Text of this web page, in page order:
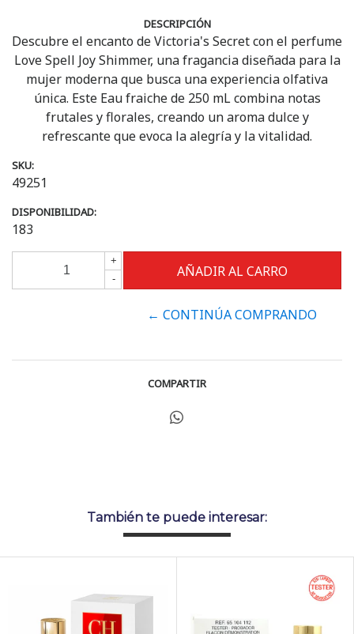
DESCRIPCIÓN
Descubre el encanto de Victoria's Secret con el perfume
Love Spell Joy Shimmer, una fragancia diseñada para la
mujer moderna que busca una experiencia olfativa
única. Este Eau fraiche de 250 mL combina notas
frutales y florales, creando un aroma dulce y
refrescante que evoca la alegría y la vitalidad.
SKU:
49251
DISPONIBILIDAD:
183
+
-
← CONTINÚA COMPRANDO
COMPARTIR
También te puede interesar: